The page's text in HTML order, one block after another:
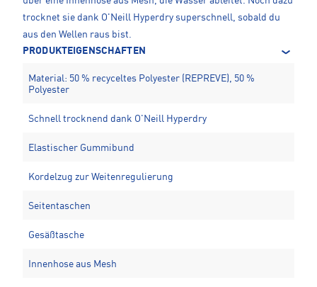
trocknet sie dank O'Neill Hyperdry superschnell, sobald du
aus den Wellen raus bist.
PRODUKTEIGENSCHAFTEN
Material: 50 % recyceltes Polyester (REPREVE), 50 %
Polyester
Schnell trocknend dank O'Neill Hyperdry
Elastischer Gummibund
Kordelzug zur Weitenregulierung
Seitentaschen
Gesäßtasche
Innenhose aus Mesh